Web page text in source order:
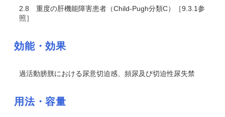
2.8 重度の肝機能障害患者（Child-Pugh分類C）［9.3.1参
照］
効能・効果
過活動膀胱における尿意切迫感、頻尿及び切迫性尿失禁
用法・容量